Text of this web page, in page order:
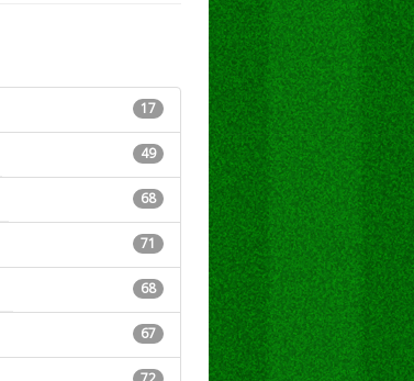
17
49
68
71
68
67